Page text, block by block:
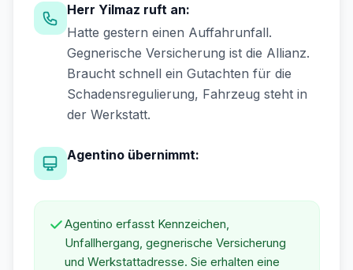
Herr Yilmaz ruft an:
Hatte gestern einen Auffahrunfall.
Gegnerische Versicherung ist die Allianz.
Braucht schnell ein Gutachten für die
Schadensregulierung, Fahrzeug steht in
der Werkstatt.
Agentino übernimmt:
Agentino erfasst Kennzeichen,
Unfallhergang, gegnerische Versicherung
und Werkstattadresse. Sie erhalten eine